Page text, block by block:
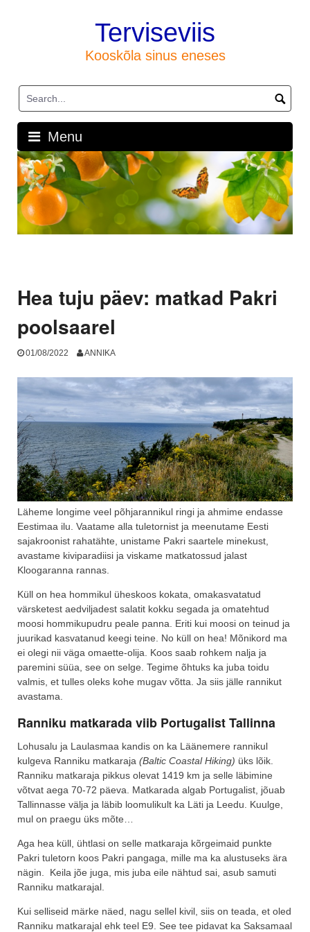
Terviseviis
Kooskõla sinus eneses
Menu
Hea tuju päev: matkad Pakri
poolsaarel
01/08/2022 ANNIKA
Läheme longime veel põhjarannikul ringi ja ahmime endasse
Eestimaa ilu. Vaatame alla tuletornist ja meenutame Eesti
sajakroonist rahatähte, unistame Pakri saartele minekust,
avastame kiviparadiisi ja viskame matkatossud jalast
Kloogaranna rannas.
Küll on hea hommikul üheskoos kokata, omakasvatatud
värsketest aedviljadest salatit kokku segada ja omatehtud
moosi hommikupudru peale panna. Eriti kui moosi on teinud ja
juurikad kasvatanud keegi teine. No küll on hea! Mõnikord ma
ei olegi nii väga omaette-olija. Koos saab rohkem nalja ja
paremini süüa, see on selge. Tegime õhtuks ka juba toidu
valmis, et tulles oleks kohe mugav võtta. Ja siis jälle rannikut
avastama.
Ranniku matkarada viib Portugalist Tallinna
Lohusalu ja Laulasmaa kandis on ka Läänemere rannikul
kulgeva Ranniku matkaraja (Baltic Coastal Hiking) üks lõik.
Ranniku matkaraja pikkus olevat 1419 km ja selle läbimine
võtvat aega 70-72 päeva. Matkarada algab Portugalist, jõuab
Tallinnasse välja ja läbib loomulikult ka Läti ja Leedu. Kuulge,
mul on praegu üks mõte…
Aga hea küll, ühtlasi on selle matkaraja kõrgeimaid punkte
Pakri tuletorn koos Pakri pangaga, mille ma ka alustuseks ära
nägin. Keila jõe juga, mis juba eile nähtud sai, asub samuti
Ranniku matkarajal.
Kui selliseid märke näed, nagu sellel kivil, siis on teada, et oled
Ranniku matkarajal ehk teel E9. See tee pidavat ka Saksamaal